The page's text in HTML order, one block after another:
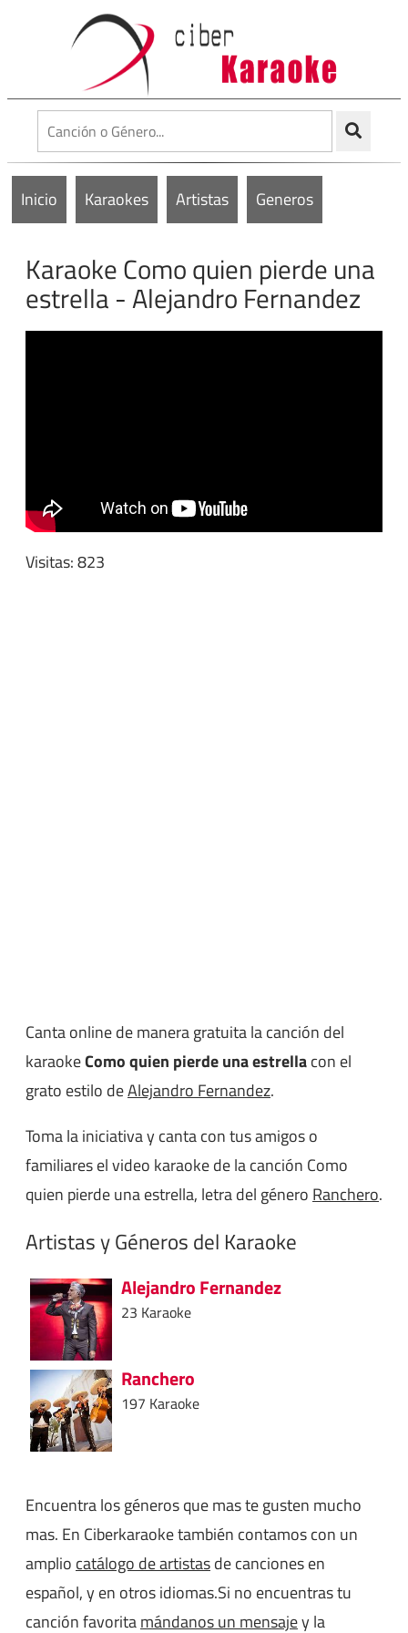
Inicio Karaokes Artistas Generos
Karaoke Como quien pierde una
estrella - Alejandro Fernandez
Visitas: 823
Canta online de manera gratuita la canción del
karaokeComo quien pierde una estrellacon el
grato estilo deAlejandro Fernandez.
Toma la iniciativa y canta con tus amigos o
familiares el video karaoke de la canción Como
quien pierde una estrella, letra del género Ranchero.
Artistas y Géneros del Karaoke
Alejandro Fernandez
23 Karaoke
Ranchero
197 Karaoke
Encuentra los géneros que mas te gusten mucho
mas. En Ciberkaraoke también contamos con un
amplio catálogo de artistasde canciones en
español, y en otros idiomas.Si no encuentras tu
canción favoritamándanos un mensajey la